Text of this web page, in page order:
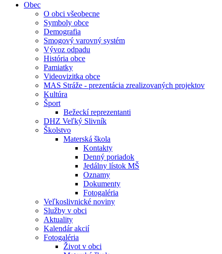
Obec
O obci všeobecne
Symboly obce
Demografia
Smogový varovný systém
Vývoz odpadu
História obce
Pamiatky
Videovizitka obce
MAS Stráže - prezentácia zrealizovaných projektov
Kultúra
Šport
Bežeckí reprezentanti
DHZ Veľký Slivník
Školstvo
Materská škola
Kontakty
Denný poriadok
Jedálny lístok MŠ
Oznamy
Dokumenty
Fotogaléria
Veľkoslivnické noviny
Služby v obci
Aktuality
Kalendár akcií
Fotogaléria
Život v obci